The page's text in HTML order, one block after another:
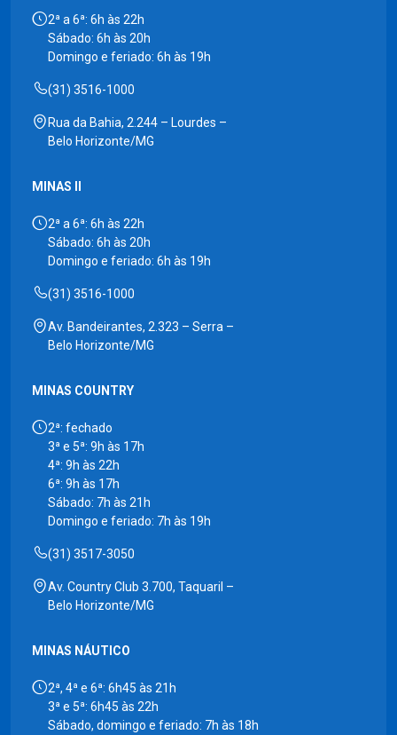
2ª a 6ª: 6h às 22h
Sábado: 6h às 20h
Domingo e feriado: 6h às 19h
(31) 3516-1000
Rua da Bahia, 2.244 – Lourdes –
Belo Horizonte/MG
MINAS II
2ª a 6ª: 6h às 22h
Sábado: 6h às 20h
Domingo e feriado: 6h às 19h
(31) 3516-1000
Av. Bandeirantes, 2.323 – Serra –
Belo Horizonte/MG
MINAS COUNTRY
2ª: fechado
3ª e 5ª: 9h às 17h
4ª: 9h às 22h
6ª: 9h às 17h
Sábado: 7h às 21h
Domingo e feriado: 7h às 19h
(31) 3517-3050
Av. Country Club 3.700, Taquaril –
Belo Horizonte/MG
MINAS NÁUTICO
2ª, 4ª e 6ª: 6h45 às 21h
3ª e 5ª: 6h45 às 22h
Sábado, domingo e feriado: 7h às 18h